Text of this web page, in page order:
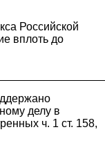
Российской
вплоть до
делу в
ч. 1 ст. 158,